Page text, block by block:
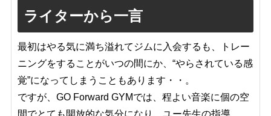
ライターから一言
最初はやる気に満ち溢れてジムに入会するも、トレー
ニングをすることがいつの間にか、“やらされている感
覚”になってしまうこともあります・・。
ですが、GO Forward GYMでは、程よい音楽に個の空